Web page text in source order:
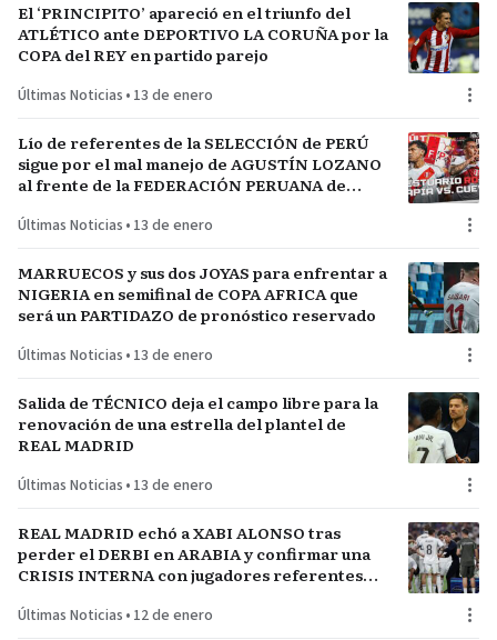
El ‘PRINCIPITO’ apareció en el triunfo del
ATLÉTICO ante DEPORTIVO LA CORUÑA por la
COPA del REY en partido parejo
Últimas Noticias • 13 de enero
Lío de referentes de la SELECCIÓN de PERÚ
sigue por el mal manejo de AGUSTÍN LOZANO
al frente de la FEDERACIÓN PERUANA de
Últimas Noticias • 13 de enero
MARRUECOS y sus dos JOYAS para enfrentar a
NIGERIA en semifinal de COPA AFRICA que
será un PARTIDAZO de pronóstico reservado
Últimas Noticias • 13 de enero
Salida de TÉCNICO deja el campo libre para la
renovación de una estrella del plantel de
REAL MADRID
Últimas Noticias • 13 de enero
REAL MADRID echó a XABI ALONSO tras
perder el DERBI en ARABIA y confirmar una
CRISIS INTERNA con jugadores referentes
Últimas Noticias • 12 de enero